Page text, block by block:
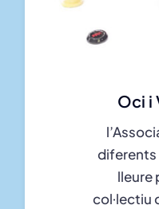
Oci i
diferents
lleure
col·lectiu